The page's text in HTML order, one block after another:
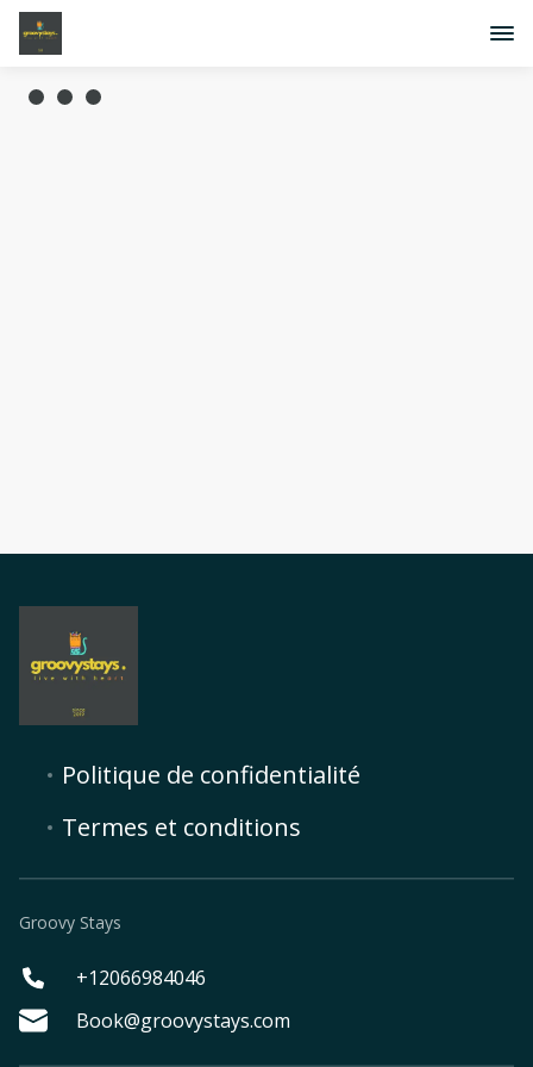
Politique de confidentialité
Termes et conditions
Groovy Stays
+12066984046
Book@groovystays.com